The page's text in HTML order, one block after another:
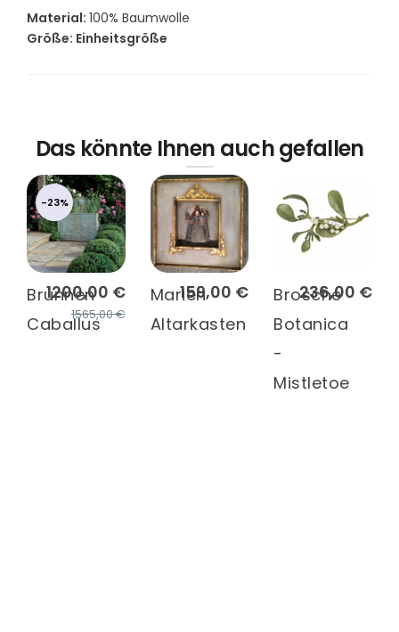
Material: 100% Baumwolle
Größe: Einheitsgröße
Das könnte Ihnen auch gefallen
-23%
1200,00 €
1565,00 €
Brunnen
Caballus
159,00 €
Marien
Altarkasten
236,00 €
Brosche
Botanica
-
Mistletoe